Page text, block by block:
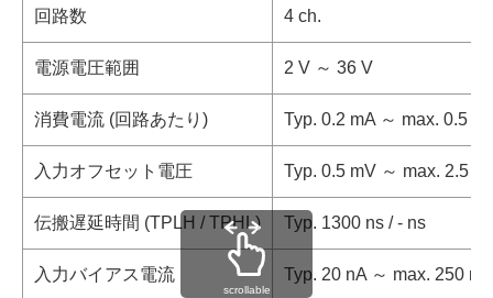
回路数 4 ch.
電源電圧範囲 2 V ～ 36 V
消費電流 (回路あたり) Typ. 0.2 mA ～ max. 0.5
入力オフセット電圧 Typ. 0.5 mV ～ max. 2.5
伝搬遅延時間 (TPLH / TPHL) Typ. 1300 ns / - ns
入力バイアス電流 Typ. 20 nA ～ max. 250 nA
scrollable